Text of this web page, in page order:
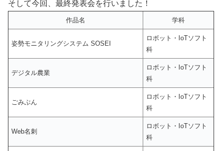
そして今回、最終発表会を行いました！
作品名 学科
姿勢モニタリングシステム SOSEI
ロボット・IoTソフト
科
デジタル農業
ロボット・IoTソフト
科
ごみぶん
ロボット・IoTソフト
科
Web名刺
ロボット・IoTソフト
科